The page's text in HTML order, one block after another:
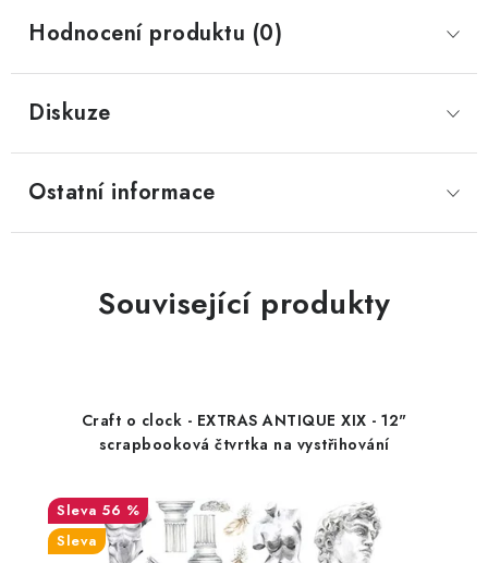
Hodnocení produktu (0)
Diskuze
Ostatní informace
Související produkty
Craft o clock - EXTRAS ANTIQUE XIX - 12"
scrapbooková čtvrtka na vystřihování
56 %
Sleva